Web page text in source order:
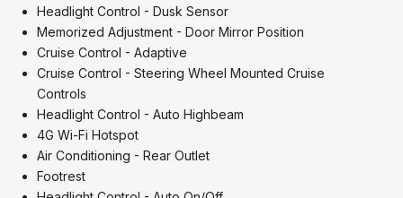
Headlight Control - Dusk Sensor
Memorized Adjustment - Door Mirror Position
Cruise Control - Adaptive
Cruise Control - Steering Wheel Mounted Cruise
Controls
Headlight Control - Auto Highbeam
4G Wi-Fi Hotspot
Air Conditioning - Rear Outlet
Footrest